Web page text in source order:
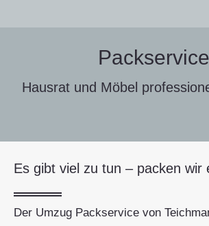
Packservice
Hausrat und Möbel
Es gibt viel zu tun – packen wir
Der Umzug Packservice von